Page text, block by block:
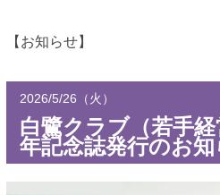
【お知らせ】
2026/5/26（火）
白鷺クラブ（若手
年記念誌発行のお